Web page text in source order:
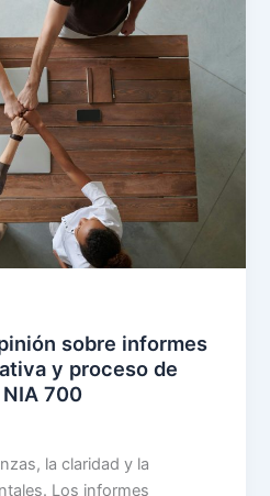
sobre informes
y proceso de
700
la claridad y la
Los informes